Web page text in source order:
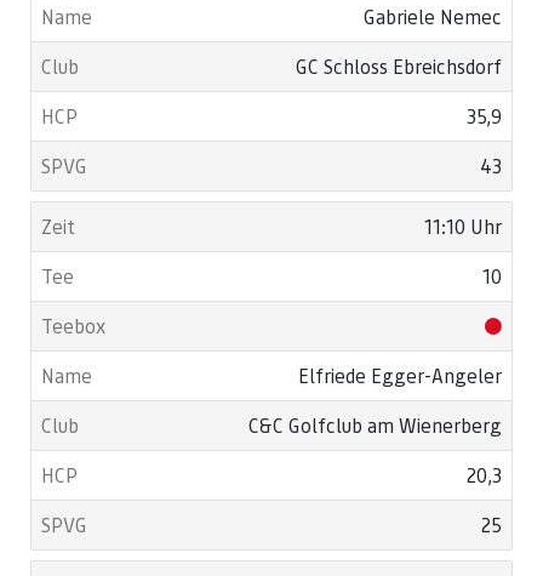
Gabriele Nemec
GC Schloss Ebreichsdorf
35,9
43
11:10 Uhr
10
Elfriede Egger-Angeler
C&C Golfclub am Wienerberg
20,3
25